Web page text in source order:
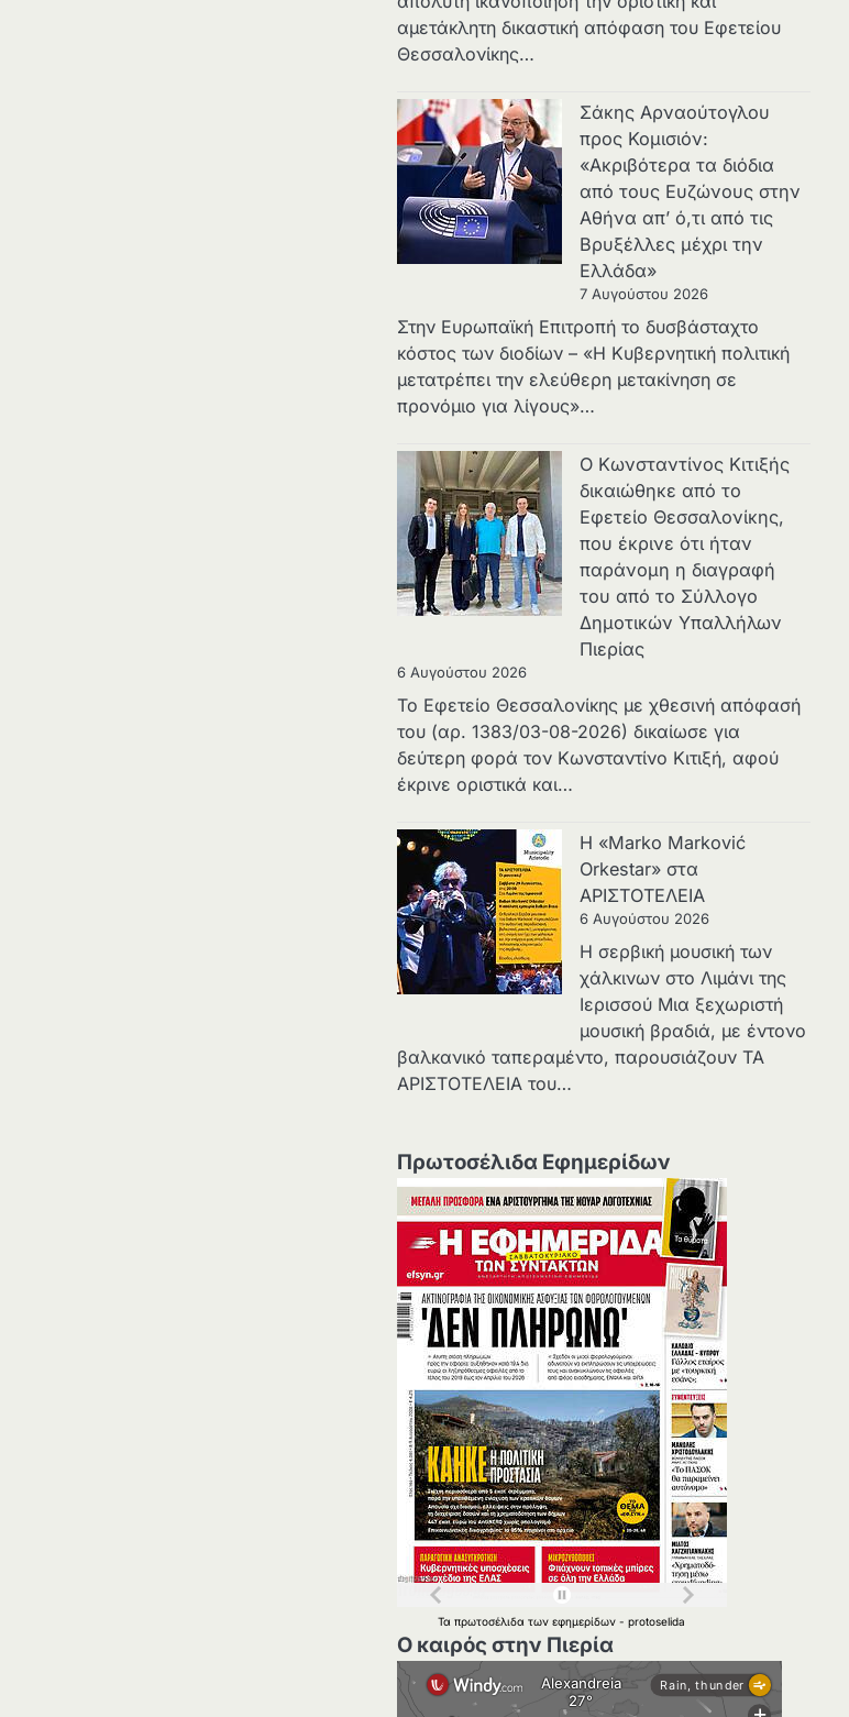
αμετάκλητη δικαστική απόφαση του Εφετείου
Θεσσαλονίκης…
Σάκης Αρναούτογλου
προς Κομισιόν:
«Ακριβότερα τα διόδια
από τους Ευζώνους στην
Αθήνα απ’ ό,τι από τις
Βρυξέλλες μέχρι την
Ελλάδα»
7 Αυγούστου 2026
Στην Ευρωπαϊκή Επιτροπή το δυσβάσταχτο
κόστος των διοδίων – «Η Κυβερνητική πολιτική
μετατρέπει την ελεύθερη μετακίνηση σε
προνόμιο για λίγους»…
Ο Κωνσταντίνος Κιτιξής
δικαιώθηκε από το
Εφετείο Θεσσαλονίκης,
που έκρινε ότι ήταν
παράνομη η διαγραφή
του από το Σύλλογο
Δημοτικών Υπαλλήλων
Πιερίας
6 Αυγούστου 2026
Το Εφετείο Θεσσαλονίκης με χθεσινή απόφασή
του (αρ. 1383/03-08-2026) δικαίωσε για
δεύτερη φορά τον Κωνσταντίνο Κιτιξή, αφού
έκρινε οριστικά και…
Η «Marko Marković
Orkestar» στα
ΑΡΙΣΤΟΤΕΛΕΙΑ
6 Αυγούστου 2026
Η σερβική μουσική των
χάλκινων στο Λιμάνι της
Ιερισσού Μια ξεχωριστή
μουσική βραδιά, με έντονο
βαλκανικό ταπεραμέντο, παρουσιάζουν ΤΑ
ΑΡΙΣΤΟΤΕΛΕΙΑ του…
Πρωτοσέλιδα Εφημερίδων
Ταπρωτοσέλιδατωνεφημερίδων-protoselida
Ο καιρός στην Πιερία